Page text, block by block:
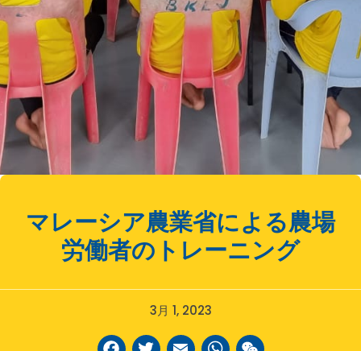
マレーシア農業省による農場
労働者のトレーニング
3月 1, 2023